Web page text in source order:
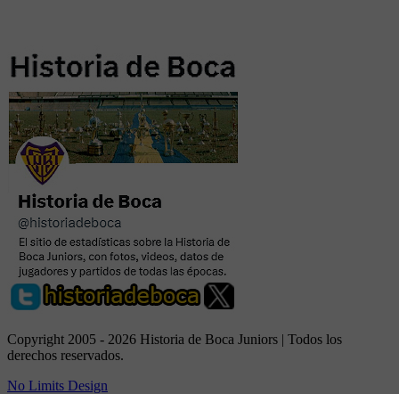
Copyright 2005 - 2026 Historia de Boca Juniors | Todos los
derechos reservados.
No Limits Design